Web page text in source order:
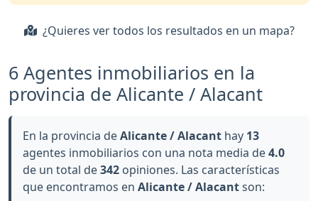
¿Quieres ver todos los resultados en un mapa?
6 Agentes inmobiliarios en la
provincia de Alicante / Alacant
En la provincia deAlicante / Alacant hay 13
agentes inmobiliarios con una nota media de4.0
de un total de342 opiniones. Las características
que encontramos en Alicante / Alacantson: